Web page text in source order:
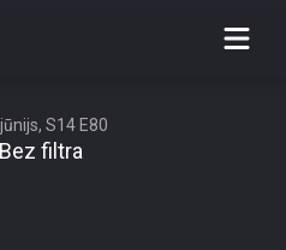
un Indra Salceviča
S14 E80
filtra